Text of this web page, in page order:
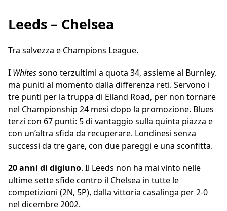
Leeds – Chelsea
Tra salvezza e Champions League.
I Whitessono terzultimi a quota 34, assieme al Burnley,
ma puniti al momento dalla differenza reti. Servono i
tre punti per la truppa di Elland Road, per non tornare
nel Championship 24 mesi dopo la promozione. Blues
terzi con 67 punti: 5 di vantaggio sulla quinta piazza e
con un’altra sfida da recuperare. Londinesi senza
successi da tre gare, con due pareggi e una sconfitta.
20 anni di digiuno. Il Leeds non ha mai vinto nelle
ultime sette sfide contro il Chelsea in tutte le
competizioni (2N, 5P), dalla vittoria casalinga per 2-0
nel dicembre 2002.